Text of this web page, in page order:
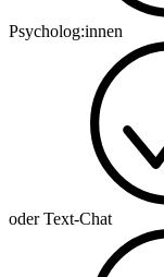
Psycholog:innen
oder Text-Chat